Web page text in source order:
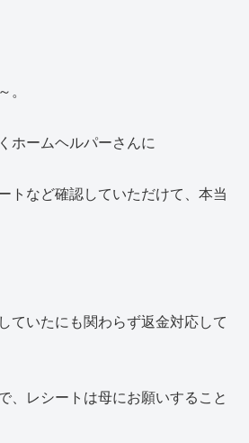
ホームヘルパーさんに
トなど確認していただけて、本当
ていたにも関わらず返金対応して
、レシートは母にお願いすること